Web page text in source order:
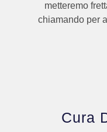
metteremo
chiamando per
Cura